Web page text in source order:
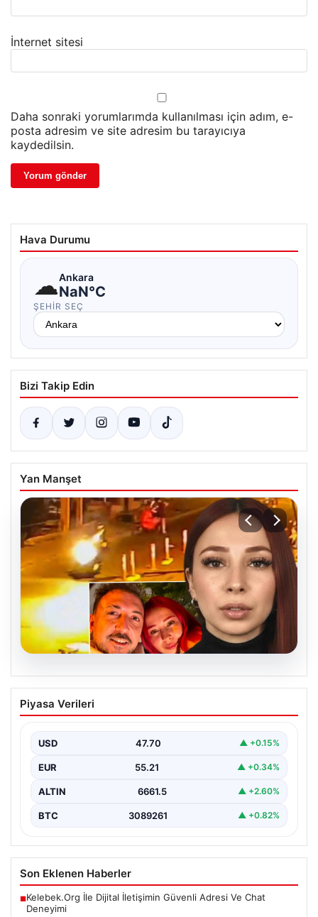
İnternet sitesi
Daha sonraki yorumlarımda kullanılması için adım, e-
posta adresim ve site adresim bu tarayıcıya
kaydedilsin.
Hava Durumu
☁Ankara
NaN°C
ŞEHIR SEÇ
Bizi Takip Edin
Yan Manşet
Şişli’de Nilda Müge Şahin Cinayetiyle
İlgili Yeni Gelişmeler ve Ayrıntılar
kadının hayatını kaybetmesine neden olan trajik
cinayet…
Piyasa Verileri
USD 47.70 ▲ +0.15%
EUR 55.21 ▲ +0.34%
ALTIN 6661.5 ▲ +2.60%
BTC 3089261 ▲ +0.82%
Son Eklenen Haberler
■Kelebek.Org İle Dijital İletişimin Güvenli Adresi Ve Chat
Deneyimi